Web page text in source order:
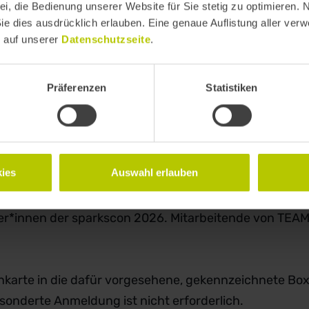
die Bedienung unserer Website für Sie stetig zu optimieren.
dies ausdrücklich erlauben. Eine genaue Auflistung aller
auf unserer Datenschutzseite.
Präferenzen Statistiken
Auswahl erlauben
1,
der sparkscon 2026. Mitarbeitende von
in die dafür vorgesehene, gekennzeichnete
Anmeldung ist nicht erforderlich.